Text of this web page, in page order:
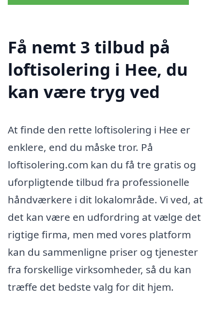
Få nemt 3 tilbud på
loftisolering i Hee, du
kan være tryg ved
At finde den rette loftisolering i Hee er
enklere, end du måske tror. På
loftisolering.com kan du få tre gratis og
uforpligtende tilbud fra professionelle
håndværkere i dit lokalområde. Vi ved, at
det kan være en udfordring at vælge det
rigtige firma, men med vores platform
kan du sammenligne priser og tjenester
fra forskellige virksomheder, så du kan
træffe det bedste valg for dit hjem.